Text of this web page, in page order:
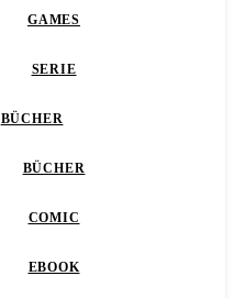
GAMES
SERIE
BÜCHER
BÜCHER
COMIC
EBOOK